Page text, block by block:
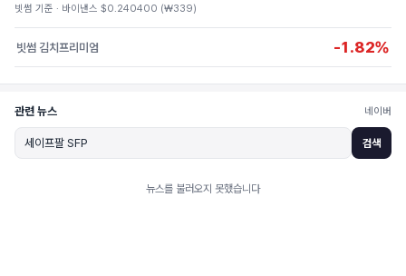
빗썸 기준 · 바이낸스 $0.240400 (₩339)
빗썸 김치프리미엄 -1.82%
관련 뉴스 네이버
검색
뉴스를 불러오지 못했습니다